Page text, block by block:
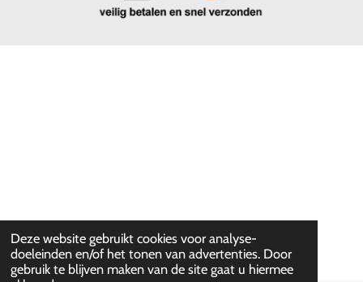
Deze website gebruikt cookies voor analyse-
doeleinden en/of het tonen van advertenties. Door
gebruik te blijven maken van de site gaat u hiermee